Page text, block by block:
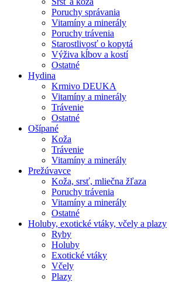
Poruchy správania
Vitamíny a minerály
Poruchy trávenia
Starostlivosť o kopytá
Výživa kĺbov a kostí
Ostatné
Hydina
Krmivo DEUKA
Vitamíny a minerály
Trávenie
Ostatné
Ošípané
Koža
Trávenie
Vitamíny a minerály
Prežúvavce
Koža, srsť, mliečna žľaza
Poruchy trávenia
Vitamíny a minerály
Ostatné
Holuby, exotické vtáky, včely a plazy
Ryby
Holuby
Exotické vtáky
Včely
Plazy